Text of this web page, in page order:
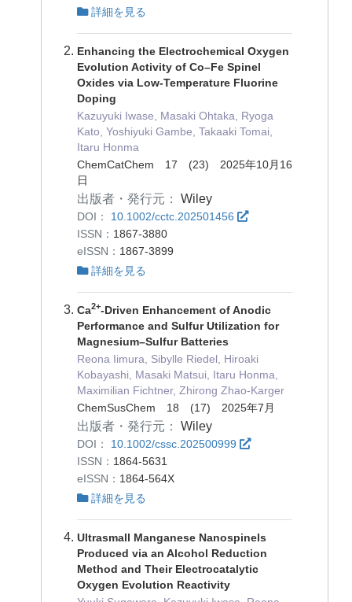
詳細を見る
Enhancing the Electrochemical Oxygen
Evolution Activity of Co–Fe Spinel
Oxides via Low‐Temperature Fluorine
Doping
Kazuyuki Iwase, Masaki Ohtaka, Ryoga
Kato, Yoshiyuki Gambe, Takaaki Tomai,
Itaru Honma
ChemCatChem 17 (23) 2025年10月16
日
出版者・発行元： Wiley
DOI：
10.1002/cctc.202501456
ISSN： 1867-3880
eISSN： 1867-3899
詳細を見る
Ca2+‐Driven Enhancement of Anodic
Performance and Sulfur Utilization for
Magnesium–Sulfur Batteries
Reona Iimura, Sibylle Riedel, Hiroaki
Kobayashi, Masaki Matsui, Itaru Honma,
Maximilian Fichtner, Zhirong Zhao‐Karger
ChemSusChem 18 (17) 2025年7月
出版者・発行元： Wiley
DOI：
10.1002/cssc.202500999
ISSN： 1864-5631
eISSN： 1864-564X
詳細を見る
Ultrasmall Manganese Nanospinels
Produced via an Alcohol Reduction
Method and Their Electrocatalytic
Oxygen Evolution Reactivity